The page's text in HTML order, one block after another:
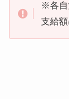
※各自
支給額